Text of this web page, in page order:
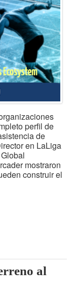
perfil de
de
en LaLiga
mostraron
construir el
al